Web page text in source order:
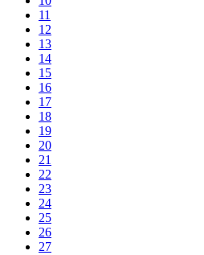
11
12
13
14
15
16
17
18
19
20
21
22
23
24
25
26
27